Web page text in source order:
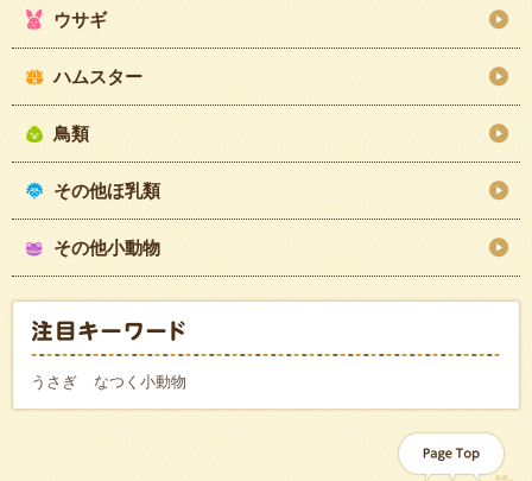
ウサギ
ハムスター
鳥類
その他ほ乳類
その他小動物
うさぎ なつく小動物